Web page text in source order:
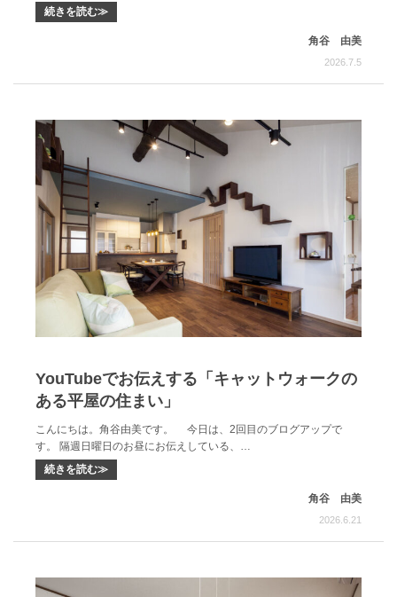
続きを読む≫
角谷 由美
2026.7.5
YouTubeでお伝えする「キャットウォークの
ある平屋の住まい」
こんにちは。角谷由美です。 今日は、2回目のブログアップで
す。 隔週日曜日のお昼にお伝えしている、…
続きを読む≫
角谷 由美
2026.6.21